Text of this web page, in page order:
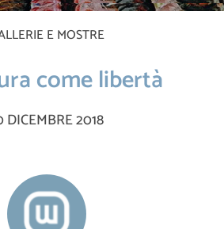
E MOSTRE
come libertà
DICEMBRE 2018